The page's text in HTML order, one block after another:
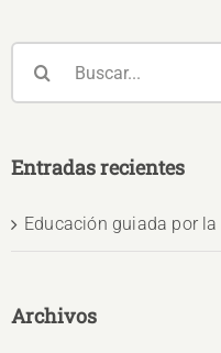
Entradas recientes
Educación guiada por la
Archivos